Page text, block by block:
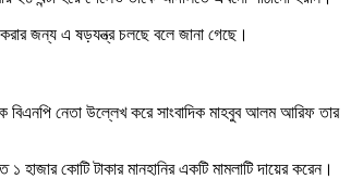
জন্য এ ষড়যন্ত্র চলছে বলে জানা গেছে।
বিএনপি নেতা উল্লেখ করে সাংবাদিক মাহবুব আলম আরিফ তার
কোটি টাকার মানহানির একটি মামলাটি দায়ের করেন।